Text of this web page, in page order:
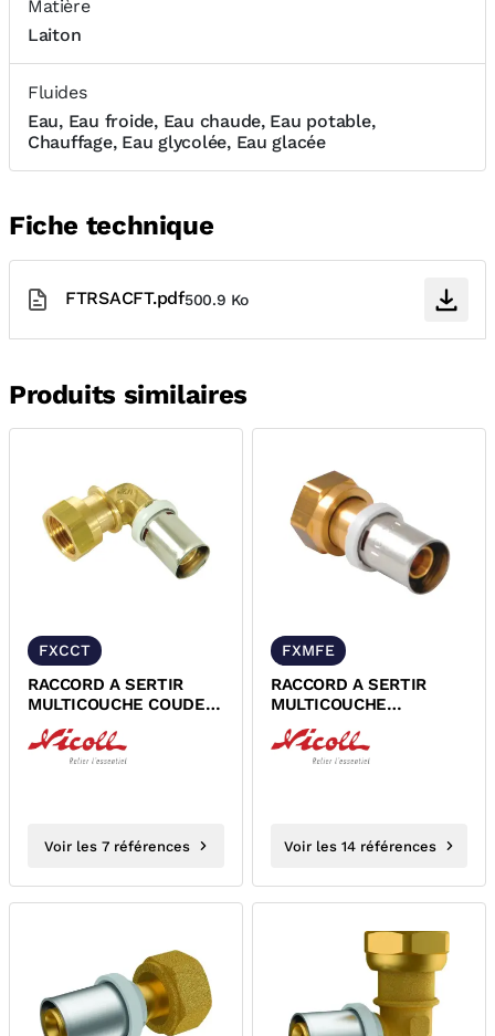
Matière
Laiton
Fluides
Eau, Eau froide, Eau chaude, Eau potable,
Chauffage, Eau glycolée, Eau glacée
Fiche technique
FTRSACFT.pdf500.9 Ko
Produits similaires
FXCCT
RACCORD A SERTIR
MULTICOUCHE COUDE
90° FEMELLE ECROU
TOURNANT FLUXO...
Voir les 7 références
FXMFE
RACCORD A SERTIR
MULTICOUCHE
MANCHON FEMELLE
ECROU TOURNANT
FLUXO...
Voir les 14 références